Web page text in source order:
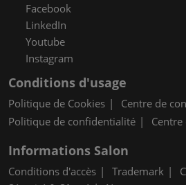
Facebook
LinkedIn
Youtube
Instagram
Conditions d'usage
Politique de Cookies
Centre de
Politique de confidentialité
Informations Salon
Conditions d'accès Trademark